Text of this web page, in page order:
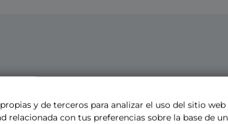
y de terceros para analizar el uso del sitio web
relacionada con tus preferencias sobre la base de